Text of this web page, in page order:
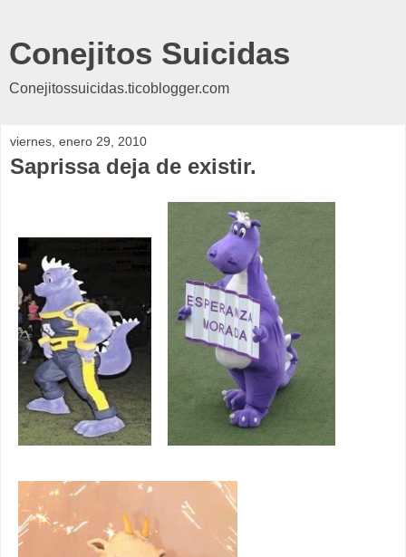
Conejitos Suicidas
Conejitossuicidas.ticoblogger.com
viernes, enero 29, 2010
Saprissa deja de existir.